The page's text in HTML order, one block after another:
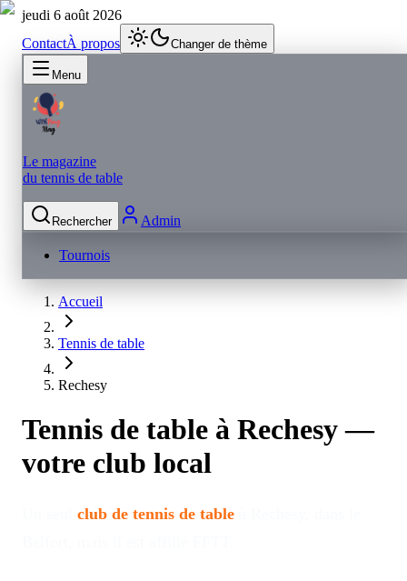
jeudi 6 août 2026
ContactÀ propos Changer de thème
Menu
Le magazine
du tennis de table
Rechercher Admin
Tournois
Accueil
Tennis de table
Rechesy
Tennis de table à Rechesy—
votre club local
club de tennis de table